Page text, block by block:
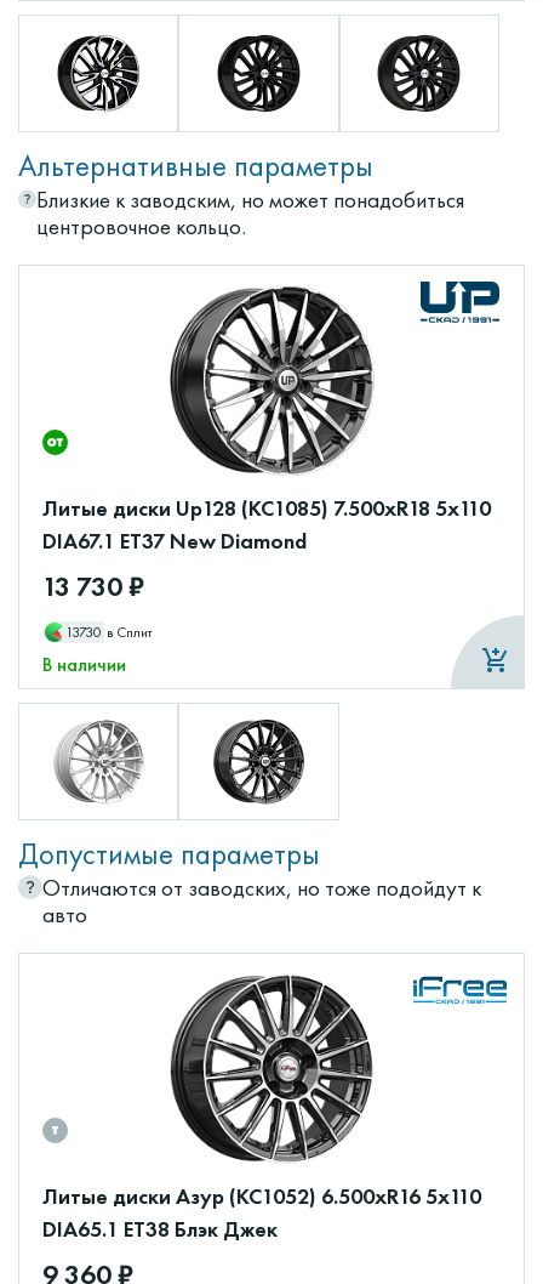
Альтернативные параметры
Близкие к заводским, но может понадобиться
центровочное кольцо.
Литые диски Up128 (КС1085) 7.500xR18 5x110
DIA67.1 ET37 New Diamond
13 730 ₽
13730 в Сплит
В наличии
Допустимые параметры
Отличаются от заводских, но тоже подойдут к
авто
Литые диски Азур (КС1052) 6.500xR16 5x110
DIA65.1 ET38 Блэк Джек
9 360 ₽